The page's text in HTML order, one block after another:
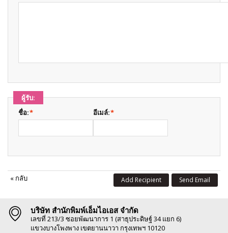
ผู้รับ:
*
ชื่อ: *
อีเมล์:
« กลับ Send Email
Add Recipient
บริษัท สำนักพิมพ์เอ็มไอเอส จำกัด
เลขที่ 213/3 ซอยพัฒนาการ 1 (สาธุประดิษฐ์ 34 แยก 6)
แขวงบางโพงพาง เขตยานนาวา กรุงเทพฯ 10120